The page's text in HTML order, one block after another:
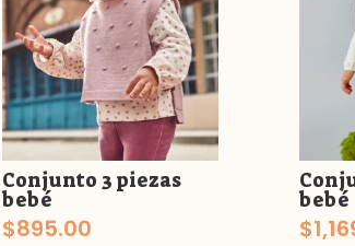
Conjunto 3 piezas
bebé
$895.00
bebé
$